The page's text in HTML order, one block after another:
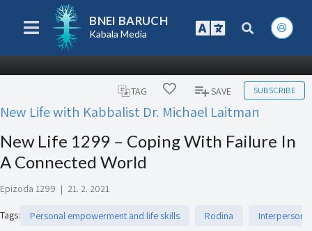
BNEI BARUCH
Kabala Media
TAG SAVE SUBSCRIBE
New Life with Kabbalist Dr. Michael Laitman
New Life 1299 – Coping With Failure In
A Connected World
Epizoda 1299 | 21. 2. 2021
Tags: Personal empowerment and life skills Rodina